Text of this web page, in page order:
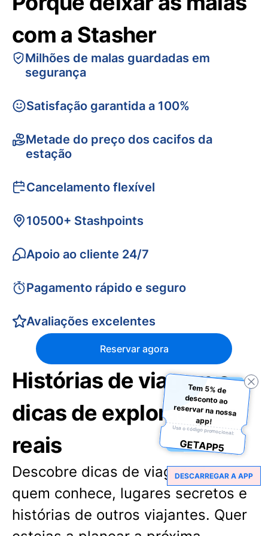
com a Stasher
Milhões de malas guardadas em
segurança
Satisfação garantida a 100%
Metade do preço dos cacifos da
estação
Cancelamento flexível
10500+ Stashpoints
Apoio ao cliente 24/7
Pagamento rápido e seguro
Avaliações excelentes
Reservar agora
Histórias de viagem e
dicas de exploradores
reais
Descobre dicas de viagem de
quem conhece, lugares secretos e
histórias de outros viajantes. Quer
Tem 5% de
desconto ao
reservar na nossa
app!
Usa o código promocional:
GETAPP5
DESCARREGAR A APP